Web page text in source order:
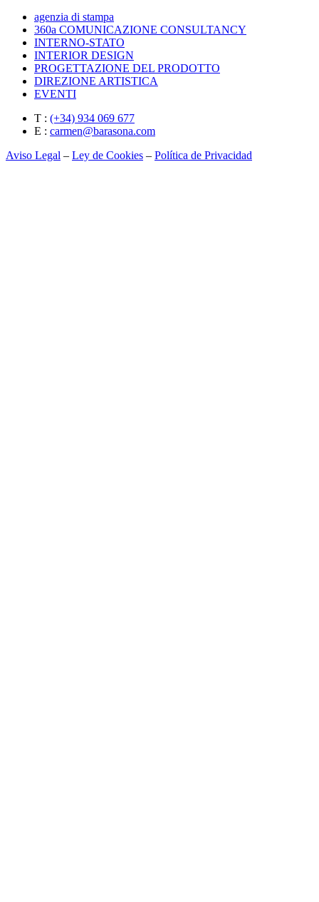
agenzia di stampa
360a COMUNICAZIONE CONSULTANCY
INTERNO-STATO
INTERIOR DESIGN
PROGETTAZIONE DEL PRODOTTO
DIREZIONE ARTISTICA
EVENTI
T : (+34) 934 069 677
E : carmen@barasona.com
Aviso Legal – Ley de Cookies – Política de Privacidad